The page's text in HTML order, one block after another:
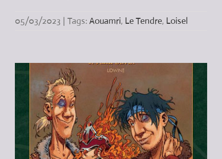
05/03/2023 | Tags: Aouamri, Le Tendre, Loisel